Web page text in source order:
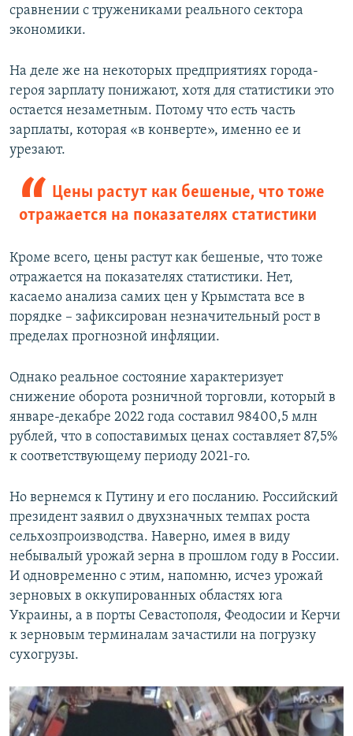
сравнении с тружениками реального сектора
экономики.
На деле же на некоторых предприятиях города-
героя зарплату понижают, хотя для статистики это
остается незаметным. Потому что есть часть
зарплаты, которая «в конверте», именно ее и
урезают.
Цены растут как бешеные, что тоже
отражается на показателях статистики
Кроме всего, цены растут как бешеные, что тоже
отражается на показателях статистики. Нет,
касаемо анализа самих цен у Крымстата все в
порядке – зафиксирован незначительный рост в
пределах прогнозной инфляции.
Однако реальное состояние характеризует
снижение оборота розничной торговли, который в
январе-декабре 2022 года составил 98400,5 млн
рублей, что в сопоставимых ценах составляет 87,5%
к соответствующему периоду 2021-го.
Но вернемся к Путину и его посланию. Российский
президент заявил о двухзначных темпах роста
сельхозпроизводства. Наверно, имея в виду
небывалый урожай зерна в прошлом году в России.
И одновременно с этим, напомню, исчез урожай
зерновых в оккупированных областях юга
Украины, а в порты Севастополя, Феодосии и Керчи
к зерновым терминалам зачастили на погрузку
сухогрузы.